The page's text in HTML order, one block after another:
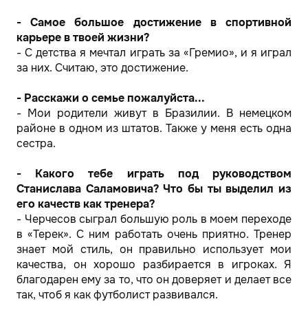
- Самое большое достижение в спортивной
карьере в твоей жизни?
- С детства я мечтал играть за «Гремио», и я играл
за них. Считаю, это достижение.
- Расскажи о семье пожалуйста...
- Мои родители живут в Бразилии. В немецком
районе в одном из штатов. Также у меня есть одна
сестра.
- Какого тебе играть под руководством
Станислава Саламовича? Что бы ты выделил из
его качеств как тренера?
- Черчесов сыграл большую роль в моем переходе
в «Терек». С ним работать очень приятно. Тренер
знает мой стиль, он правильно использует мои
качества, он хорошо разбирается в игроках. Я
благодарен ему за то, что он доверяет и делает все
так, чтоб я как футболист развивался.